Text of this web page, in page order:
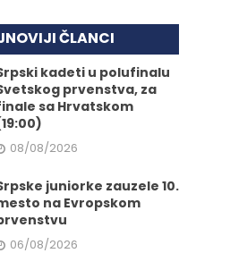
ČLANCI
kadeti u polufinalu
prvenstva, za
sa Hrvatskom
08/08/2026
juniorke zauzele 10.
na Evropskom
06/08/2026